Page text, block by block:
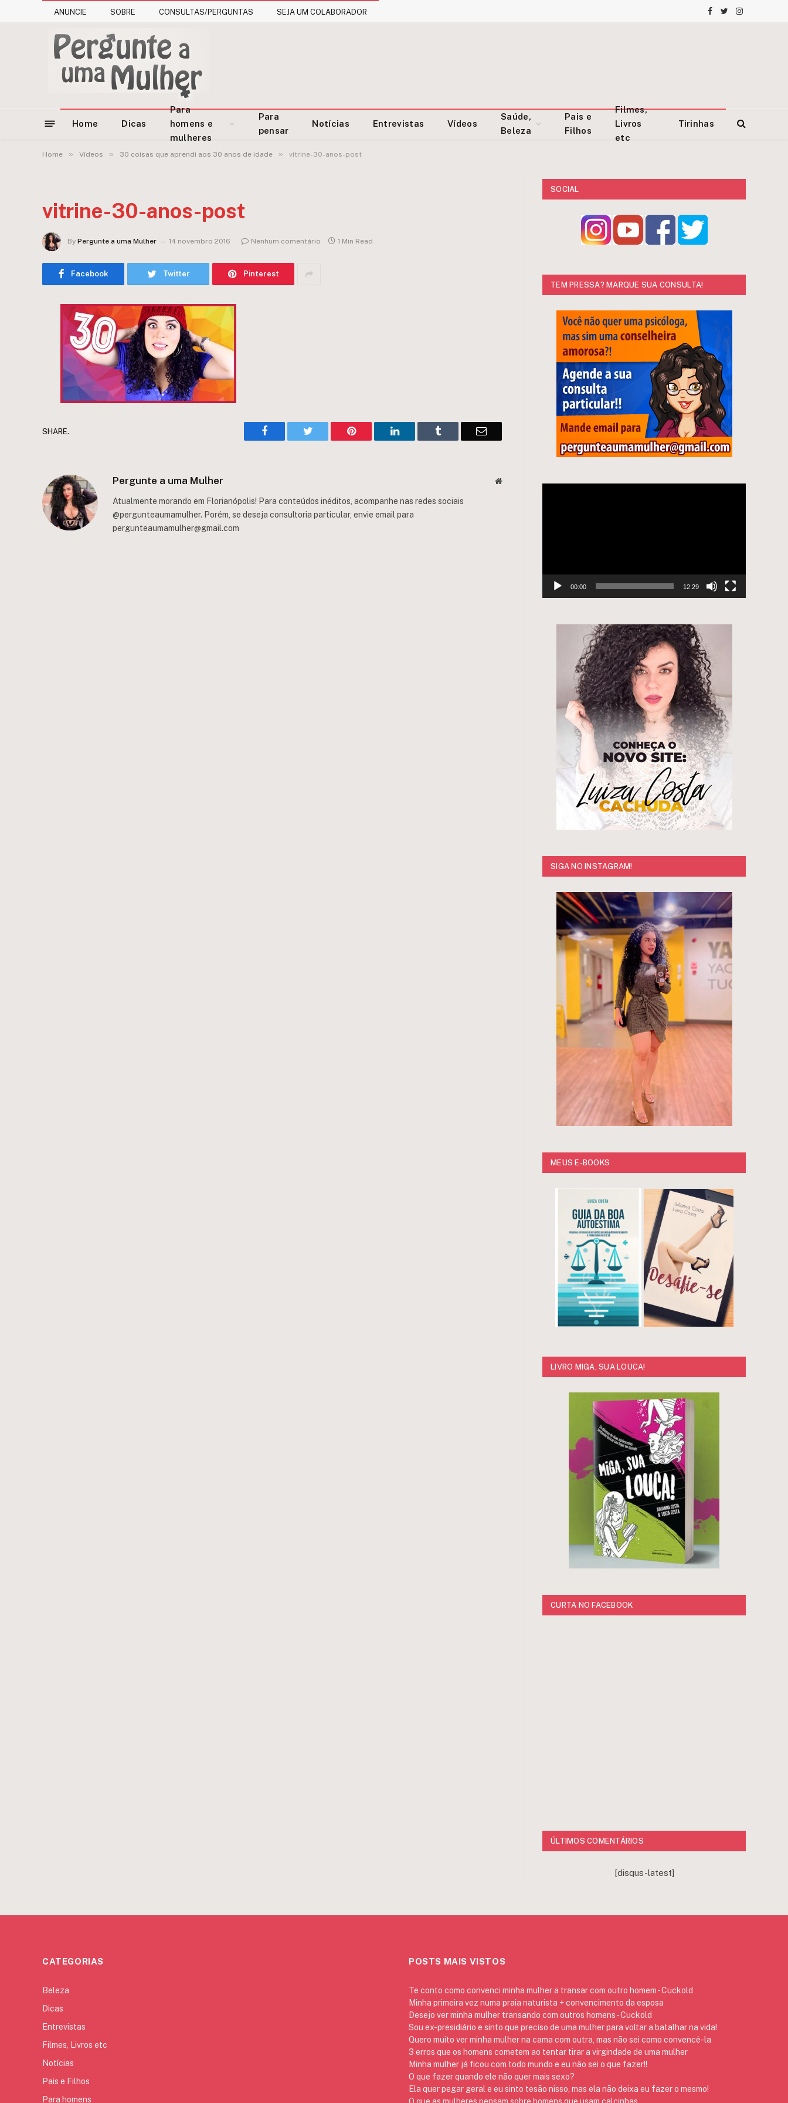
ANUNCIE SOBRE CONSULTAS/PERGUNTAS SEJA UM COLABORADOR Facebook
TwitterInstagram
Home Dicas
Para
homens e
mulheres
Para
pensar
Notícias Entrevistas Vídeos
Saúde,
Beleza
Pais e
Filhos
Filmes,
Livros
etc
Tirinhas
Home » Vídeos » 30 coisas que aprendi aos 30 anos de idade » vitrine-30-anos-post
vitrine-30-anos-post
By Pergunte a uma Mulher 14 novembro 2016 Nenhum comentário 1 Min Read
Facebook Twitter Pinterest
SHARE. Facebook Twitter Pinterest LinkedIn Tumblr Email
Pergunte a uma Mulher Website
Atualmente morando em Florianópolis! Para conteúdos inéditos, acompanhe nas redes sociais
@pergunteaumamulher. Porém, se deseja consultoria particular, envie email para
pergunteaumamulher@gmail.com
SOCIAL
TEM PRESSA? MARQUE SUA CONSULTA!
00:00 12:29
SIGA NO INSTAGRAM!
MEUS E-BOOKS
LIVRO MIGA, SUA LOUCA!
CURTA NO FACEBOOK
ÚLTIMOS COMENTÁRIOS
[disqus-latest]
CATEGORIAS
Beleza
Dicas
Entrevistas
Filmes, Livros etc
Notícias
Pais e Filhos
Para homens
POSTS MAIS VISTOS
Te conto como convenci minha mulher a transar com outro homem - Cuckold
Minha primeira vez numa praia naturista + convencimento da esposa
Desejo ver minha mulher transando com outros homens - Cuckold
Sou ex-presidiário e sinto que preciso de uma mulher para voltar a batalhar na vida!
Quero muito ver minha mulher na cama com outra, mas não sei como convencê-la
3 erros que os homens cometem ao tentar tirar a virgindade de uma mulher
Minha mulher já ficou com todo mundo e eu não sei o que fazer!!
O que fazer quando ele não quer mais sexo?
Ela quer pegar geral e eu sinto tesão nisso, mas ela não deixa eu fazer o mesmo!
O que as mulheres pensam sobre homens que usam calcinhas